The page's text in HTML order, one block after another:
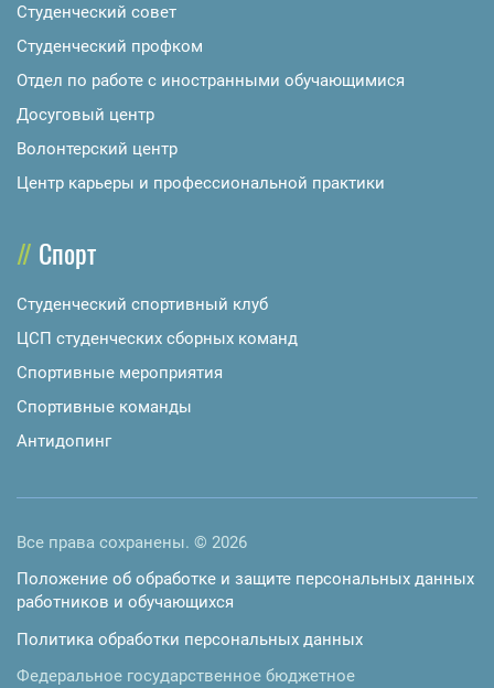
Студенческий совет
Студенческий профком
Отдел по работе с иностранными обучающимися
Досуговый центр
Волонтерский центр
Центр карьеры и профессиональной практики
Спорт
Студенческий спортивный клуб
ЦСП студенческих сборных команд
Спортивные мероприятия
Спортивные команды
Антидопинг
Все права сохранены. © 2026
Положение об обработке и защите персональных данных
работников и обучающихся
Политика обработки персональных данных
Федеральное государственное бюджетное